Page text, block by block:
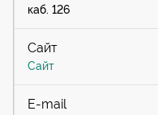
каб. 126
Сайт